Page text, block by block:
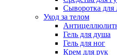
Сыворотка для
Уход за телом
Гель для душа
Гель для ног
Крем для рук